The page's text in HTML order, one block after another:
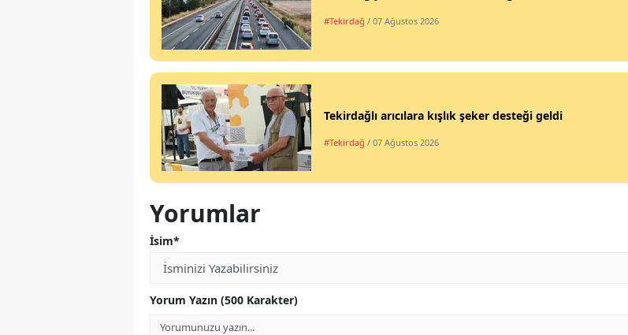
#Tekirdağ / 07 Ağustos 2026
Tekirdağlı arıcılara kışlık şeker desteği geldi
#Tekirdağ / 07 Ağustos 2026
Yorumlar
İsim*
Yorum Yazın (500 Karakter)